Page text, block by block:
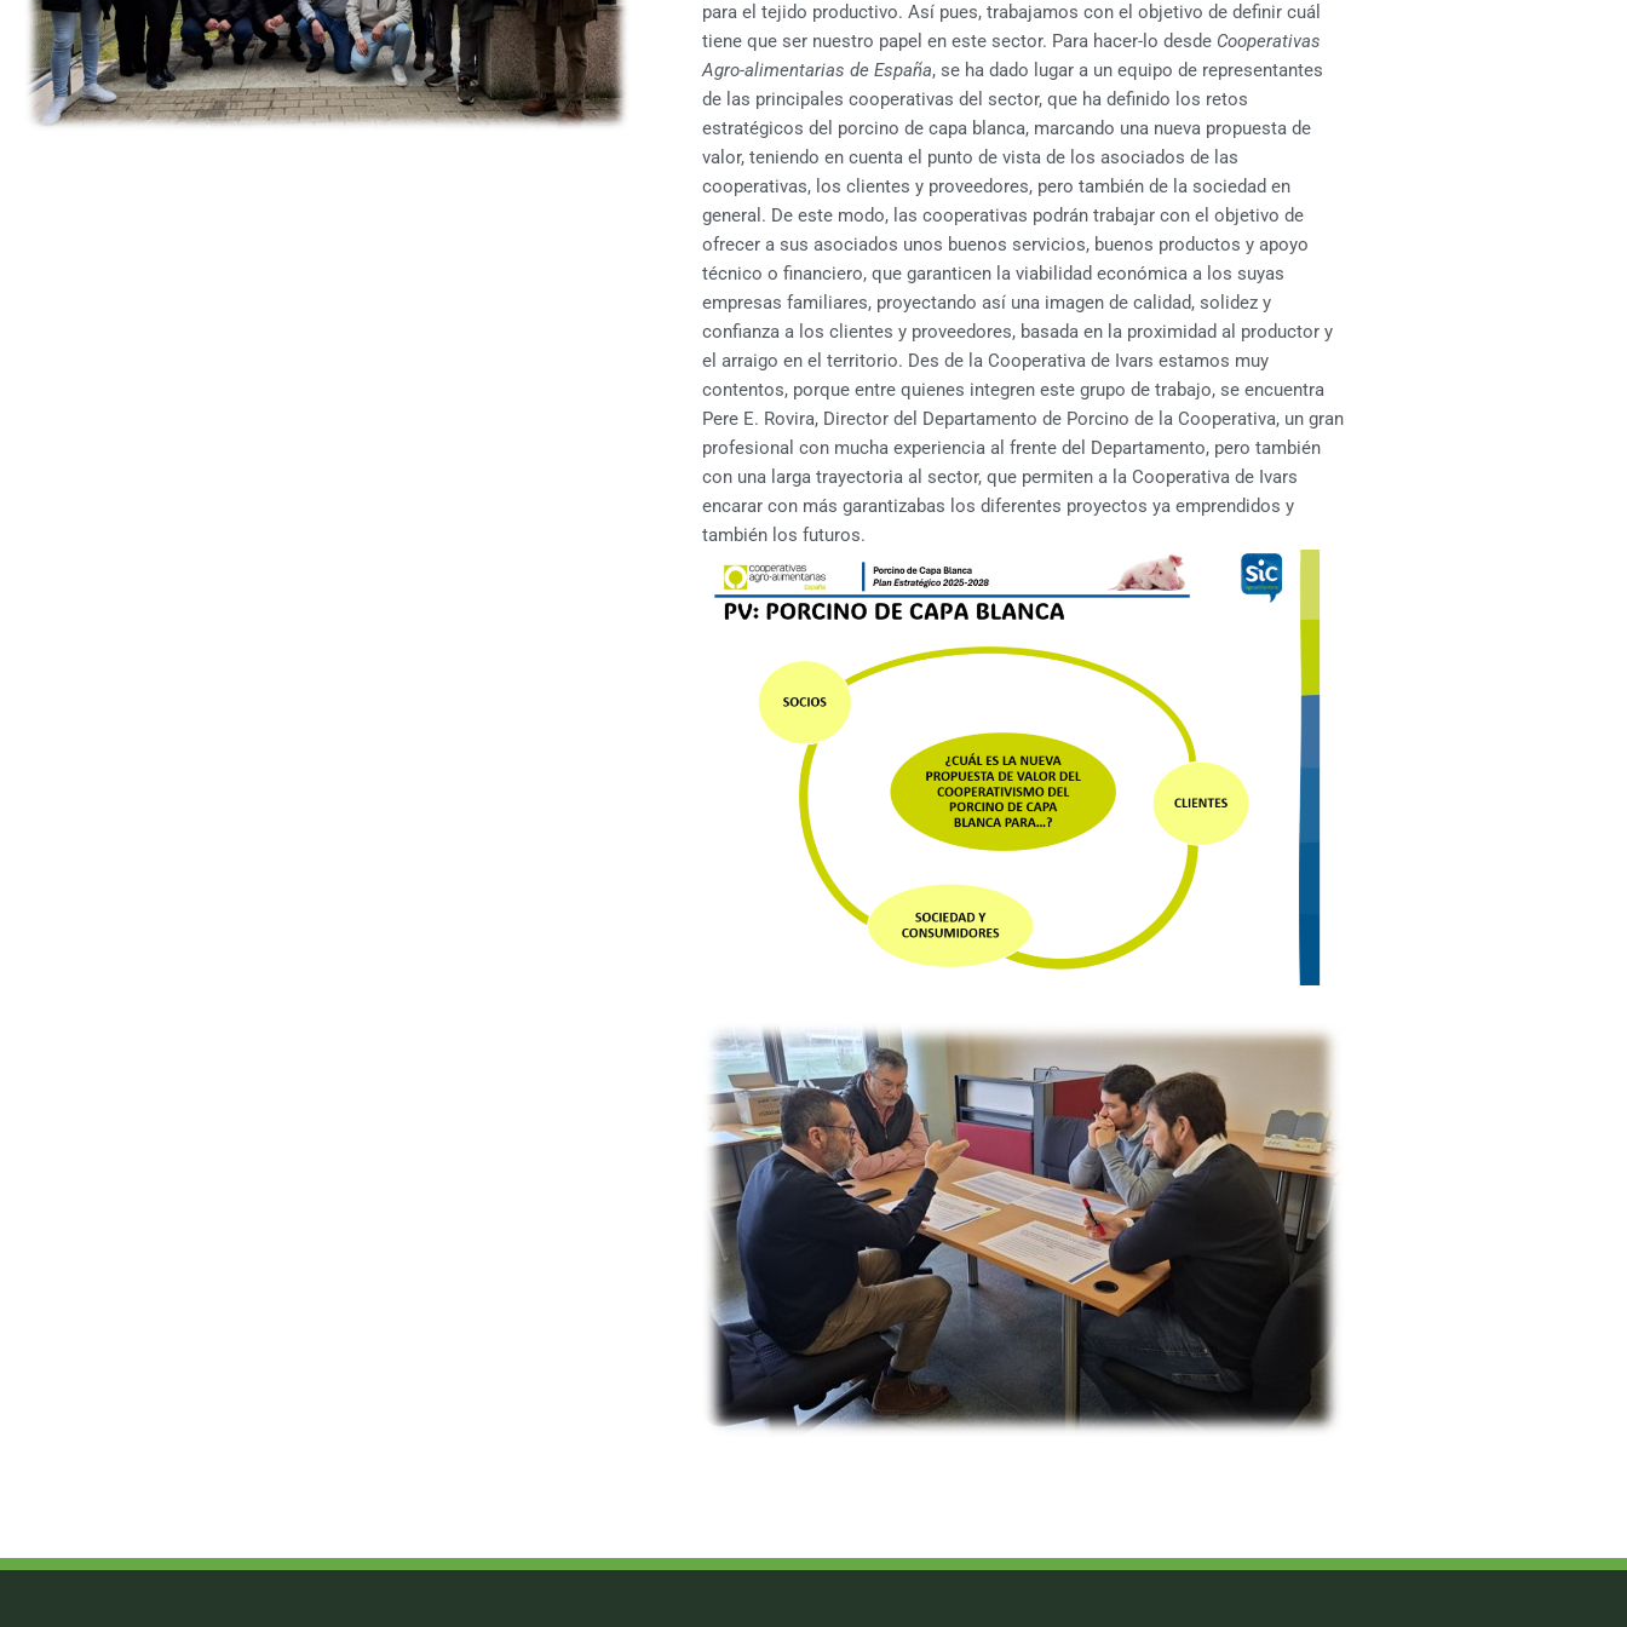
para el tejido productivo. Así pues, trabajamos con el objetivo de definir cuál
tiene que ser nuestro papel en este sector. Para hacer-lo desde Cooperativas
Agro-alimentarias de España, se ha dado lugar a un equipo de representantes
de las principales cooperativas del sector, que ha definido los retos
estratégicos del porcino de capa blanca, marcando una nueva propuesta de
valor, teniendo en cuenta el punto de vista de los asociados de las
cooperativas, los clientes y proveedores, pero también de la sociedad en
general. De este modo, las cooperativas podrán trabajar con el objetivo de
ofrecer a sus asociados unos buenos servicios, buenos productos y apoyo
técnico o financiero, que garanticen la viabilidad económica a los suyas
empresas familiares, proyectando así una imagen de calidad, solidez y
confianza a los clientes y proveedores, basada en la proximidad al productor y
el arraigo en el territorio. Des de la Cooperativa de Ivars estamos muy
contentos, porque entre quienes integren este grupo de trabajo, se encuentra
Pere E. Rovira, Director del Departamento de Porcino de la Cooperativa, un gran
profesional con mucha experiencia al frente del Departamento, pero también
con una larga trayectoria al sector, que permiten a la Cooperativa de Ivars
encarar con más garantizabas los diferentes proyectos ya emprendidos y
también los futuros.